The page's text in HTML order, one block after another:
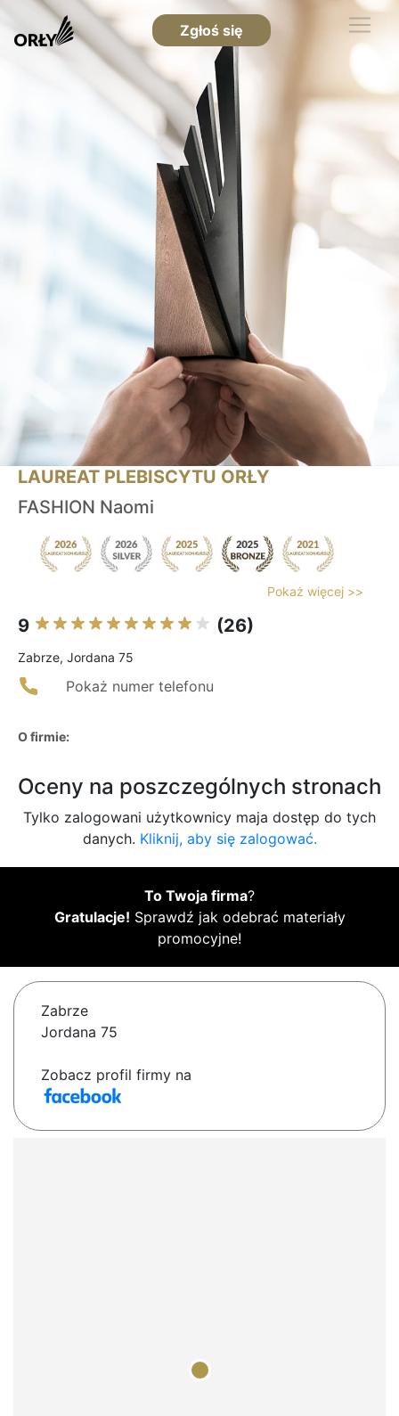
Zgłoś się
LAUREAT PLEBISCYTU ORŁY
FASHION Naomi
Pokaż więcej >>
9 (26)
Zabrze, Jordana 75
Pokaż numer telefonu
O firmie:
Oceny na poszczególnych stronach
Tylko zalogowani użytkownicy maja dostęp do tych
danych. Kliknij, aby się zalogować.
To Twoja firma?
Gratulacje! Sprawdź jak odebrać materiały
promocyjne!
Zabrze
Jordana 75
Zobacz profil firmy na